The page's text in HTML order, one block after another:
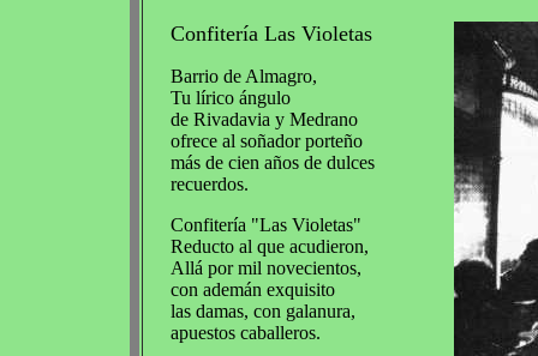
Confitería Las Violetas
Barrio de Almagro,
Tu lírico ángulo
de Rivadavia y Medrano
ofrece al soñador porteño
más de cien años de dulces
recuerdos.
Confitería "Las Violetas"
Reducto al que acudieron,
Allá por mil novecientos,
con ademán exquisito
las damas, con galanura,
apuestos caballeros.